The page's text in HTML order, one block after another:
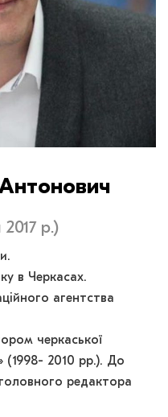
р.)
в Черкасах.
агентства
черкаської
(1998- 2010 рр.). До
редактора